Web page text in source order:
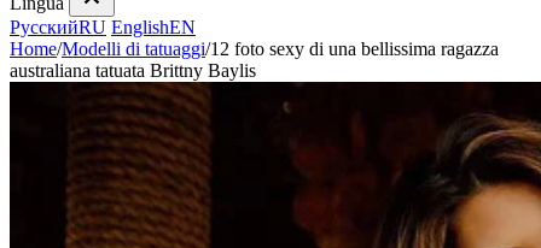
РусскийRU EnglishEN
Home/Modelli di tatuaggi/12 foto sexy di una bellissima ragazza
australiana tatuata Brittny Baylis